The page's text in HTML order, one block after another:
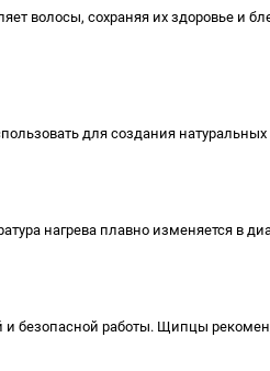
волосы, сохраняя их здоровье и
для создания
нагрева плавно изменяется в
безопасной работы. Щипцы